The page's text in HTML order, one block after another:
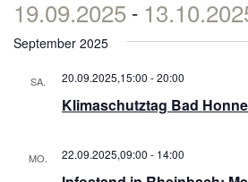
19.09.2025 -
Datum
wählen.
September 2025
SA.
Klimaschutztag Bad
20.09.2025,15:00 -20:00
MO. 22.09.2025,09:00 - 14:00